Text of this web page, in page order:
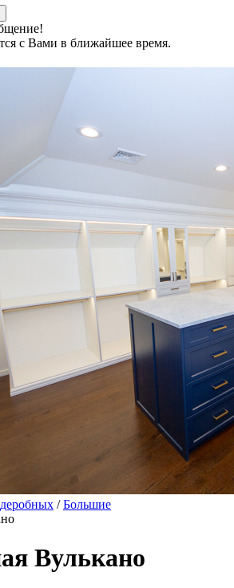
с Вами в ближайшее время.
/Большие
Вулькано